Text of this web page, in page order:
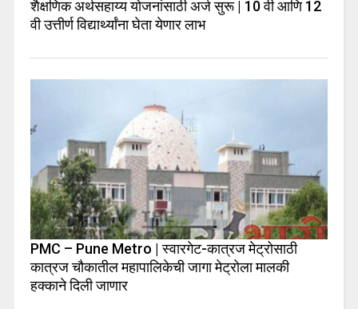
शैक्षणिक अर्थसहाय्य योजनांसाठी अर्ज सुरू | 10 वी आणि 12
वी उत्तीर्ण विद्यार्थ्यांना घेता येणार लाभ
PMC – Pune Metro | स्वारगेट-कात्रज मेट्रोसाठी
कात्रज चौकातील महापालिकेची जागा मेट्रोला मालकी
हक्काने दिली जाणार